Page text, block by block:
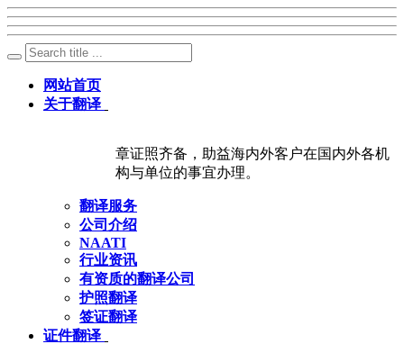
网站首页
关于翻译
章证照齐备，助益海内外客户在国内外各机
构与单位的事宜办理。
翻译服务
公司介绍
NAATI
行业资讯
有资质的翻译公司
护照翻译
签证翻译
证件翻译